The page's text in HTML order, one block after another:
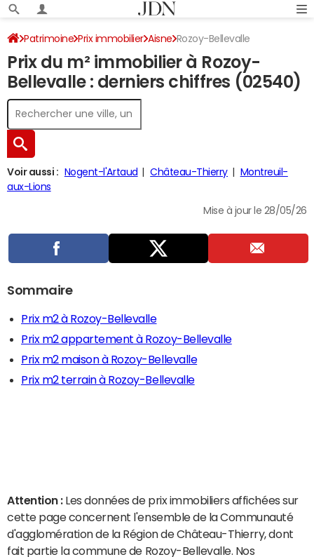
Patrimoine Prix immobilier Aisne Rozoy-Bellevalle
Prix du m² immobilier à Rozoy-
Bellevalle : derniers chiffres (02540)
Voir aussi : Nogent-l'Artaud Château-Thierry
Montreuil-
aux-Lions
Mise à jour le 28/05/26
Sommaire
Prix m2 à Rozoy-Bellevalle
Prix m2 appartement à Rozoy-Bellevalle
Prix m2 maison à Rozoy-Bellevalle
Prix m2 terrain à Rozoy-Bellevalle
Attention : Les données de prix immobiliers affichées sur
cette page concernent l'ensemble de la Communauté
d'agglomération de la Région de Château-Thierry, dont
fait partie la commune de Rozoy-Bellevalle. Nos